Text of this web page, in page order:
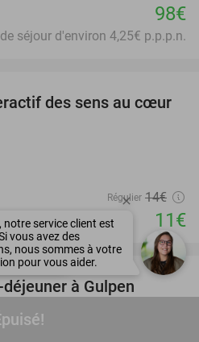
98€
séjour d'environ 4,25€ p.p.p.n.
21%
des sens au cœur
Régulier 14€
11€
43%
favorite_border
à Gulpen
close